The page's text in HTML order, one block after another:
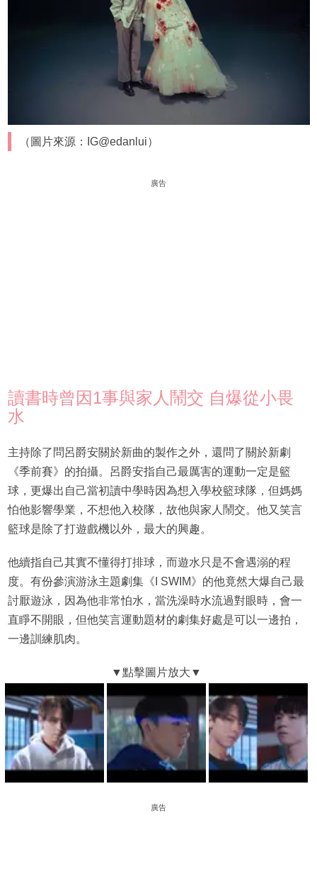
（圖片來源：IG@edanlui）
廣告
讀書時曾因1事與家人鬧交 自爆從小畏
水
主持除了問呂爵安關於新曲的製作之外，還問了關於新劇
《季前賽》的拍攝。呂爵安指自己最厲害的運動一定是籃
球，更爆出自己當初讀中學時因為想入學校籃球隊，但媽媽
怕他影響學業，不想他入校隊，故他與家人鬧交。他又笑言
籃球是除了打遊戲機以外，最大的興趣。
他續指自己其實不懂得打排球，而遊水只是不會遇溺的程
度。有份參演游泳主題劇集《I SWIM》的他竟然大爆自己最
討厭遊泳，因為他非常怕水，當洗澡時水流過對眼時，會一
直睜不開眼，但他笑言運動題材的劇集好處是可以一邊拍，
一邊訓練肌肉。
廣告